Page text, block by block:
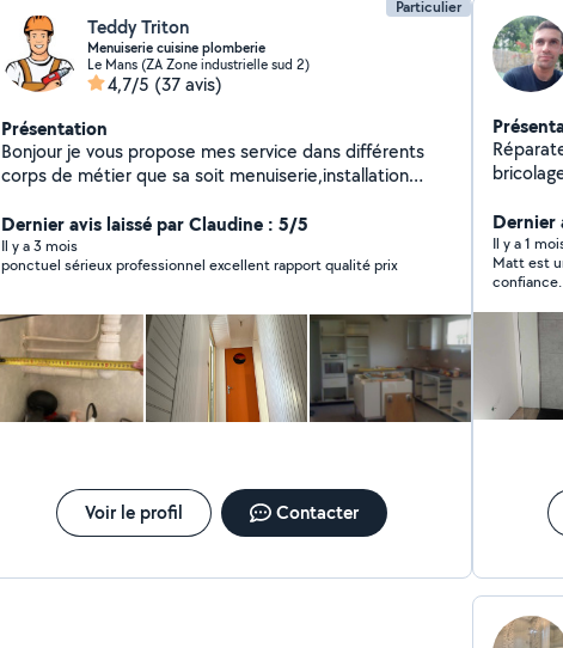
Particulier
Teddy Triton
Menuiserie cuisine plomberie
Le Mans (ZA Zone industrielle sud 2)
4,7/5 (37 avis)
Présentation
Bonjour je vous propose mes service dans différents
corps de métier que sa soit menuiserie,installation
travail soigner avec expérience cdlt
Dernier avis laissé par Claudine : 5/5
Il y a 3 mois
ponctuel sérieux professionnel excellent rapport qualité prix
Voir le profil Contacter
Dernier
Il y a 1
Matt est
gérer
à faire
vrai